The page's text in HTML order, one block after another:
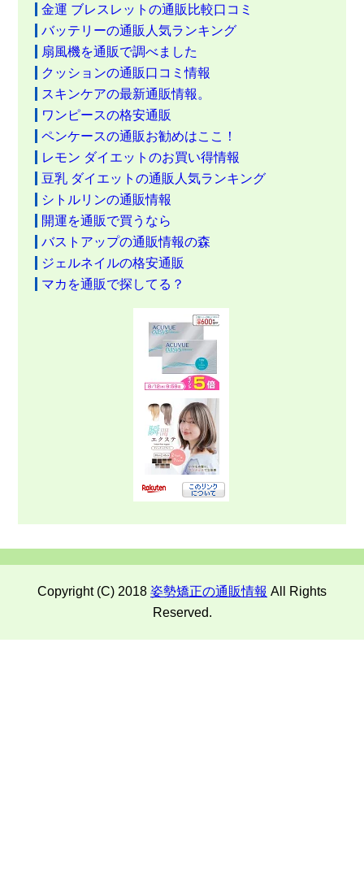
金運 ブレスレットの通販比較口コミ
バッテリーの通販人気ランキング
扇風機を通販で調べました
クッションの通販口コミ情報
スキンケアの最新通販情報。
ワンピースの格安通販
ペンケースの通販お勧めはここ！
レモン ダイエットのお買い得情報
豆乳 ダイエットの通販人気ランキング
シトルリンの通販情報
開運を通販で買うなら
バストアップの通販情報の森
ジェルネイルの格安通販
マカを通販で探してる？
Copyright (C) 2018 姿勢矯正の通販情報 All Rights
Reserved.